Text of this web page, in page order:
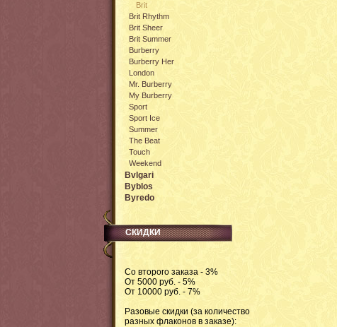
Brit
Brit Rhythm
Brit Sheer
Brit Summer
Burberry
Burberry Her
London
Mr. Burberry
My Burberry
Sport
Sport Ice
Summer
The Beat
Touch
Weekend
Bvlgari
Byblos
Byredo
СКИДКИ
Со второго заказа - 3%
От 5000 руб. - 5%
От 10000 руб. - 7%
Разовые скидки (за количество
разных флаконов в заказе):